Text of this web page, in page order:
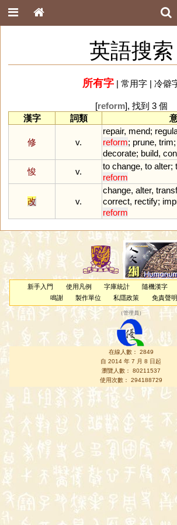
英語搜索
所有字| 常用字| 冷僻
[reform], 找到 3 個
漢字
詞類
修 v.
repair, mend;
reform; prune, trim;
decorate; build,
悛
v.
to change, to alter;
reform
改 v.
change, alter,
correct, rectify;
reform
新手入門 使用凡例 字庫統計 隨機漢字
鳴謝
製作單位 私隱政策 免責聲明
（管理員 ）
在線人數： 2849
自 2014 年 7 月 8 日起
瀏覽人數： 80211537
使用次數： 294188729